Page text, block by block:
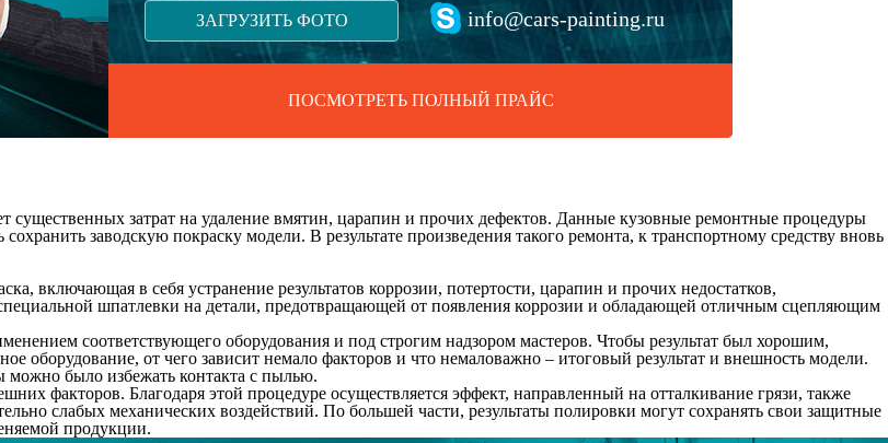
ЗАГРУЗИТЬ ФОТО info@cars-painting.ru
ПОСМОТРЕТЬ ПОЛНЫЙ ПРАЙС
существенных затрат на удаление вмятин, царапин и прочих дефектов. Данные кузовные ремонтные процедуры
заводскую покраску модели. В результате произведения такого ремонта, к транспортному средству вновь
включающая в себя устранение результатов коррозии, потертости, царапин и прочих недостатков,
шпатлевки на детали, предотвращающей от появления коррозии и обладающей отличным сцепляющим
соответствующего оборудования и под строгим надзором мастеров. Чтобы результат был хорошим,
оборудование, от чего зависит немало факторов и что немаловажно – итоговый результат и внешность модели.
можно было избежать контакта с пылью.
факторов. Благодаря этой процедуре осуществляется эффект, направленный на отталкивание грязи, также
слабых механических воздействий. По большей части, результаты полировки могут сохранять свои защитные
продукции.